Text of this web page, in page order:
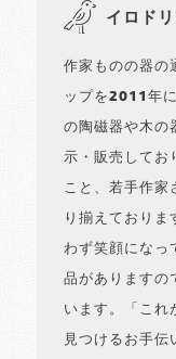
イロド
作家ものの器の
ップを2011年
の陶磁器や木の
示・販売してお
こと、若手作家
り揃えておりま
わず笑顔になっ
品がありますの
います。「これ
見つけるお手伝